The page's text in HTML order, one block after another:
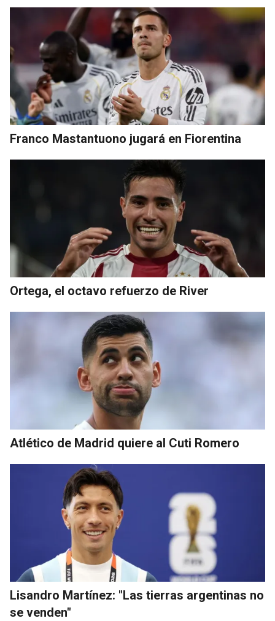
Franco Mastantuono jugará en Fiorentina
Ortega, el octavo refuerzo de River
Atlético de Madrid quiere al Cuti Romero
Lisandro Martínez: "Las tierras argentinas no
se venden"